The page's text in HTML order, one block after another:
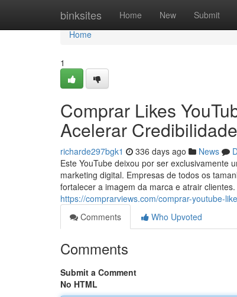
binksites Home New Submit
Home
Home
1
Comprar Likes
Acelerar
richarde297bgk1 336 days ago News
Este YouTube deixou por ser exclusivamente
marketing digital. Empresas de todos os
fortalecer a imagem da marca e atrair
https://comprarviews.com/comprar-youtube-
Comments
Who Upvoted
Comments
Submit a Comment
No HTML